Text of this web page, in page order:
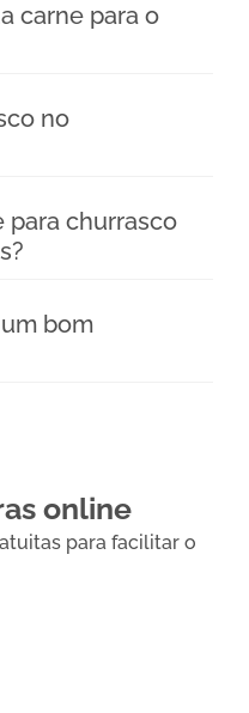
carne para o
no
para churrasco
bom
online
para facilitar o